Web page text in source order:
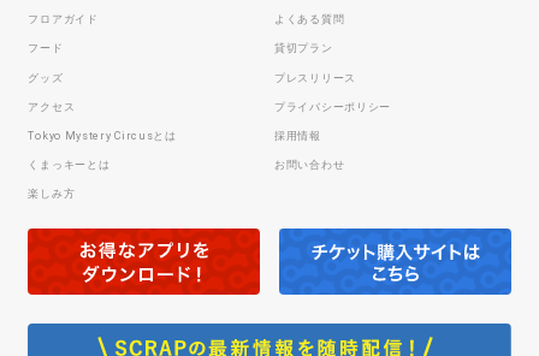
フロアガイド
フード
グッズ
アクセス
Tokyo Mystery Circusとは
くまっキーとは
楽しみ方
よくある質問
貸切プラン
プレスリリース
プライバシーポリシー
採用情報
お問い合わせ